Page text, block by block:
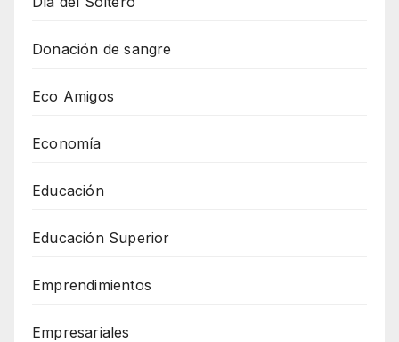
Donación de sangre
Eco Amigos
Economía
Educación
Educación Superior
Emprendimientos
Empresariales